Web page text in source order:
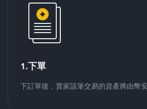
1.下單
下訂單後，賣家該筆交易的資產將由幣安